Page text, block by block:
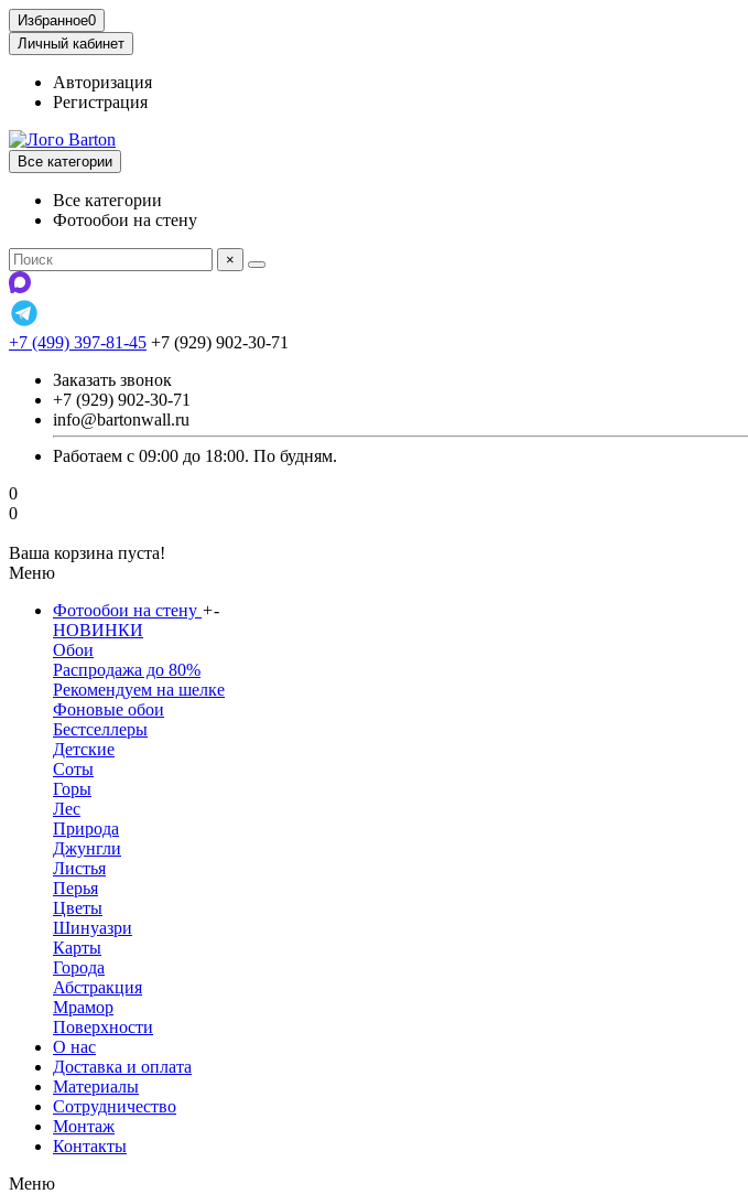
Избранное0
Личный кабинет
Авторизация
Регистрация
Все категории
Все категории
Фотообои на стену
×
+7 (499) 397-81-45 +7 (929) 902-30-71
Заказать звонок
+7 (929) 902-30-71
info@bartonwall.ru
Работаем с 09:00 до 18:00. По будням.
0
0
Ваша корзина пуста!
Меню
Фотообои на стену +-
НОВИНКИ
Обои
Распродажа до 80%
Рекомендуем на шелке
Фоновые обои
Бестселлеры
Детские
Соты
Горы
Лес
Природа
Джунгли
Листья
Перья
Цветы
Шинуазри
Карты
Города
Абстракция
Мрамор
Поверхности
О нас
Доставка и оплата
Материалы
Сотрудничество
Монтаж
Контакты
Меню